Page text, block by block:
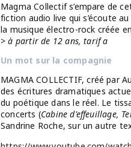
Magma Collectif s’empare de
fiction audio live qui s’écoute
la musique électro-rock créée
> à partir de 12 ans, tarif a
Un mot sur la compagnie
MAGMA COLLECTIF, créé par
des écritures dramatiques
du poétique dans le réel. Le
concerts (Cabine d'effeuillage,
Sandrine Roche, sur un autre